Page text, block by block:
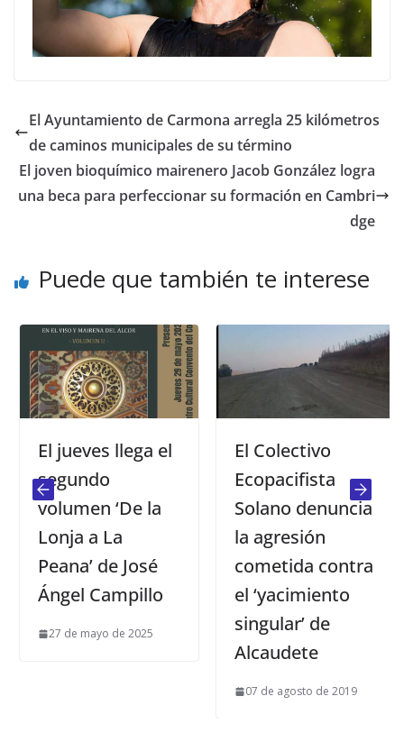
El Ayuntamiento de Carmona arregla 25 kilómetros
de caminos municipales de su término
El joven bioquímico mairenero Jacob González logra
una beca para perfeccionar su formación en Cambri
dge
Puede que también te interese
El jueves llega el
segundo
volumen ‘De la
Lonja a La
Peana’ de José
Ángel Campillo
27 de mayo de 2025
El Colectivo
Ecopacifista
Solano denuncia
la agresión
cometida contra
el ‘yacimiento
singular’ de
Alcaudete
07 de agosto de 2019